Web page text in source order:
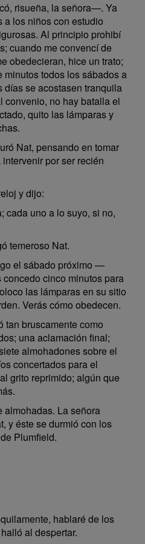
risueña, la señora—. Ya
a los niños con estudio
Al principio prohibí
cuando me convencí de
obedecieran, hice un trato;
todos los sábados a
días se acostasen tranquila
convenio, no hay batalla el
quito las lámparas y
Nat, pensando en tomar
por ser recién
y dijo:
uno a lo suyo, si no,
temeroso Nat.
el sábado próximo —
cinco minutos para
las lámparas en su sitio
Verás cómo obedecen.
tan bruscamente como
una aclamación final;
almohadones sobre el
concertados para el
grito reprimido; algún que
La señora
y éste se durmió con los
Plumfield.
hablaré de los
al despertar.